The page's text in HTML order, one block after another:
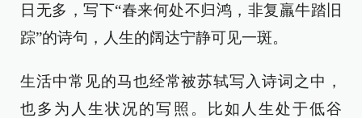
日无多，写下“春来何处不归鸿，非复羸牛踏旧
踪”的诗句，人生的阔达宁静可见一斑。
生活中常见的马也经常被苏轼写入诗词之中，
也多为人生状况的写照。比如人生处于低谷